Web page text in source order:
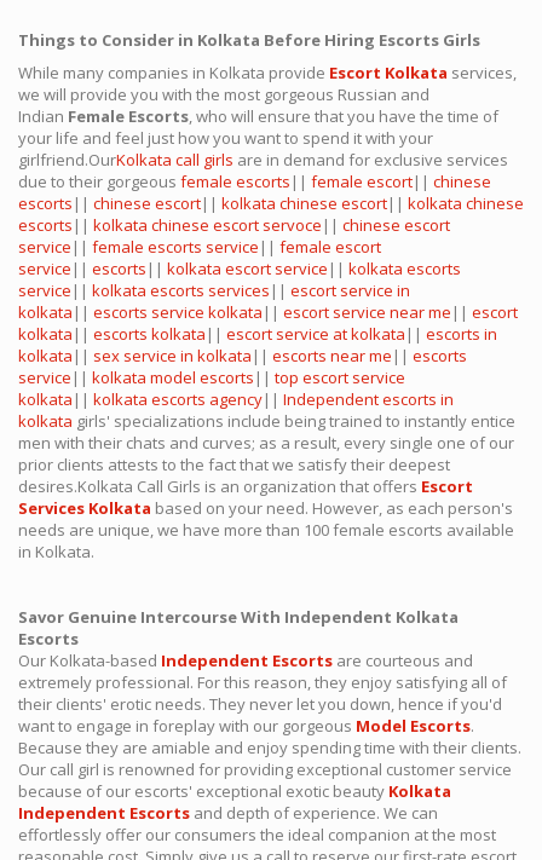
Things to Consider in Kolkata Before Hiring Escorts Girls
While many companies in Kolkata provide Escort Kolkata services,
we will provide you with the most gorgeous Russian and
Indian Female Escorts, who will ensure that you have the time of
your life and feel just how you want to spend it with your
girlfriend.OurKolkata call girls are in demand for exclusive services
due to their gorgeous female escorts || female escort|| chinese
escorts || chinese escort|| kolkata chinese escort|| kolkata chinese
escorts || kolkata chinese escort servoce || chinese escort
service || female escorts service || female escort
service || escorts || kolkata escort service || kolkata escorts
service || kolkata escorts services || escort service in
kolkata || escorts service kolkata || escort service near me || escort
kolkata || escorts kolkata || escort service at kolkata || escorts in
kolkata || sex service in kolkata || escorts near me || escorts
service || kolkata model escorts || top escort service
kolkata || kolkata escorts agency|| Independent escorts in
kolkata girls' specializations include being trained to instantly entice
men with their chats and curves; as a result, every single one of our
prior clients attests to the fact that we satisfy their deepest
desires.Kolkata Call Girls is an organization that offers Escort
Services Kolkata based on your need. However, as each person's
needs are unique, we have more than 100 female escorts available
in Kolkata.
Savor Genuine Intercourse With Independent Kolkata
Escorts
Our Kolkata-based Independent Escorts are courteous and
extremely professional. For this reason, they enjoy satisfying all of
their clients' erotic needs. They never let you down, hence if you'd
want to engage in foreplay with our gorgeous Model Escorts.
Because they are amiable and enjoy spending time with their clients.
Our call girl is renowned for providing exceptional customer service
because of our escorts' exceptional exotic beauty Kolkata
Independent Escorts and depth of experience. We can
effortlessly offer our consumers the ideal companion at the most